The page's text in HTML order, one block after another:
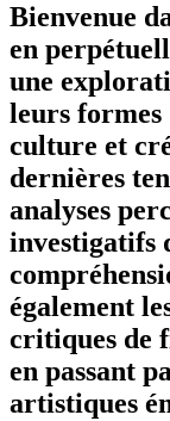
Bienvenue
en
une
leurs formes
culture et
dernières
analyses
investigatifs
également
critiques de
en passant
artistiques